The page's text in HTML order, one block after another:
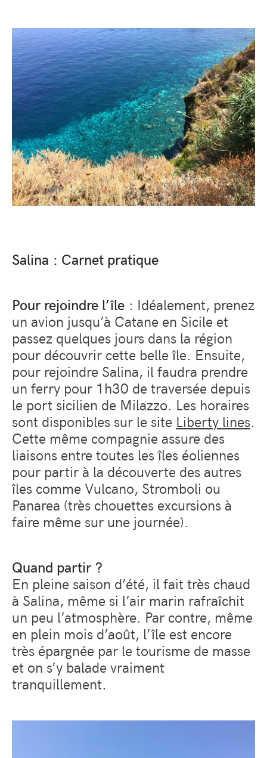
Salina : Carnet pratique
Pour rejoindre l’île : Idéalement, prenez
un avion jusqu’à Catane en Sicile et
passez quelques jours dans la région
pour découvrir cette belle île. Ensuite,
pour rejoindre Salina, il faudra prendre
un ferry pour 1h30 de traversée depuis
le port sicilien de Milazzo. Les horaires
sont disponibles sur le site Liberty lines.
Cette même compagnie assure des
liaisons entre toutes les îles éoliennes
pour partir à la découverte des autres
îles comme Vulcano, Stromboli ou
Panarea (très chouettes excursions à
faire même sur une journée).
Quand partir ?
En pleine saison d’été, il fait très chaud
à Salina, même si l’air marin rafraîchit
un peu l’atmosphère. Par contre, même
en plein mois d’août, l’île est encore
très épargnée par le tourisme de masse
et on s’y balade vraiment
tranquillement.